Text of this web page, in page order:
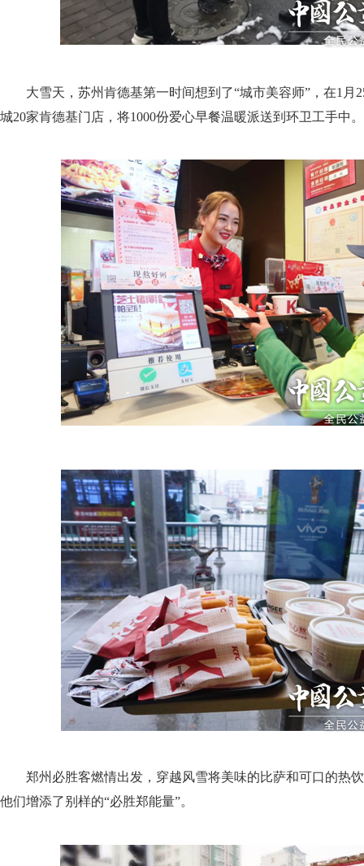
大雪天，苏州肯德基第一时间想到了“城市美容师”，在1
城20家肯德基门店，将1000份爱心早餐温暖派送到环卫工手中。
郑州必胜客燃情出发，穿越风雪将美味的比萨和可口的热
他们增添了别样的“必胜郑能量”。